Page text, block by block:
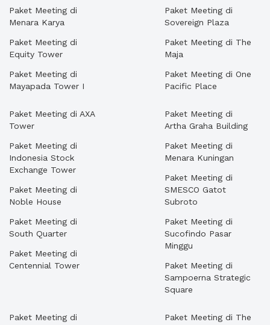
Paket Meeting di
Menara Karya
Paket Meeting di
Equity Tower
Paket Meeting di
Mayapada Tower I
Paket Meeting di
Sovereign Plaza
Paket Meeting di The
Maja
Paket Meeting di One
Pacific Place
Paket Meeting di AXA
Tower
Paket Meeting di
Indonesia Stock
Exchange Tower
Paket Meeting di
Noble House
Paket Meeting di
South Quarter
Paket Meeting di
Centennial Tower
Paket Meeting di
Artha Graha Building
Paket Meeting di
Menara Kuningan
Paket Meeting di
SMESCO Gatot
Subroto
Paket Meeting di
Sucofindo Pasar
Minggu
Paket Meeting di
Sampoerna Strategic
Square
Paket Meeting di
Paket Meeting di The